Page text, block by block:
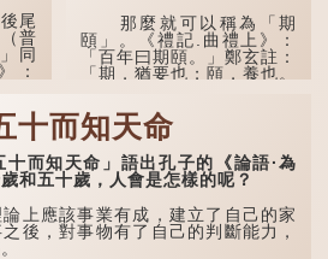
種
精
尾
普
同
：
，
的
忽
東
一
口
那麼就可以稱為「期
頤」。《禮記.曲禮上》：
「百年曰期頤。」鄭玄註：
「期，猶要也；頤，養也。
十而知天命
而知天命」語出孔子的《論語·為
和五十歲，人會是怎樣的呢？
應該事業有成，建立了自己的家
後，對事物有了自己的判斷能力，